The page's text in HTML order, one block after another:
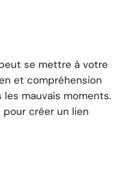
se mettre à votre
et compréhension
mauvais moments.
créer un lien